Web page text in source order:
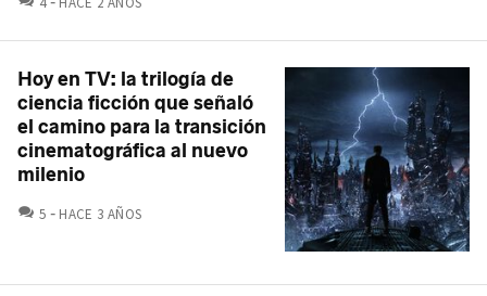
Hoy en TV: la trilogía de
ciencia ficción que señaló
el camino para la transición
cinematográfica al nuevo
milenio
5 COMENTARIOS
HACE 3 AÑOS